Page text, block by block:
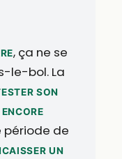
, ça ne se
le-bol. La
SON
période de
UN